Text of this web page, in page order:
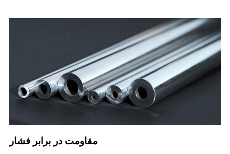
مقاومت در برابر فشار